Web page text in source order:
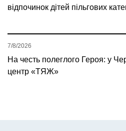
відпочинок дітей пільгових
На честь полеглого Героя: у
центр «ТЯЖ»
7/8/2026